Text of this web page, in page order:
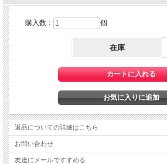
添ヒマシ油、セスキイソステアリン酸ソルビタン、
[＋／－]マイカ、ホウケイ酸（Ｃａ／Ａｌ）、酸化チ
05: 合成フルオロフロゴパイト、トリメチルシロキ
ン、合成ワックス、リンゴ酸ジイソステアリル、（
メチコン、マイクロクリスタリンワックス、キャン
ンド末、アメジスト末、トルマリン、ネフライト末
末、コハク、トコフェロール、水添ヒマシ油、水酸
酸ソルビタン、ホウケイ酸（Ｃａ／Ａｌ）、酸化チ
購入数： 個
在庫
返品についての詳細はこちら
お問い合わせ
友達にメールですすめる